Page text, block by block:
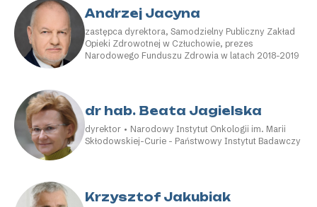
Andrzej Jacyna
zastępca dyrektora, Samodzielny Publiczny Zakład
Opieki Zdrowotnej w Człuchowie, prezes
Narodowego Funduszu Zdrowia w latach 2018-2019
dr hab. Beata Jagielska
dyrektor • Narodowy Instytut Onkologii im. Marii
Skłodowskiej-Curie - Państwowy Instytut Badawczy
Krzysztof Jakubiak